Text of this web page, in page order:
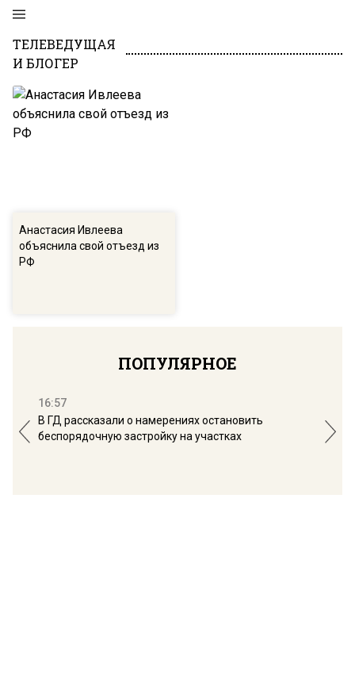
ТЕЛЕВЕДУЩАЯ
И БЛОГЕР
Анастасия Ивлеева
объяснила свой отъезд из
РФ
ПОПУЛЯРНОЕ
16:57
В ГД рассказали о намерениях остановить
беспорядочную застройку на участках